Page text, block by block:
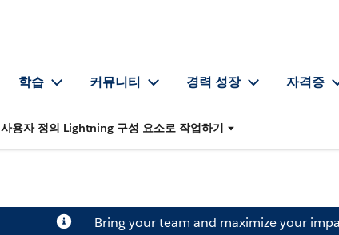
학습 커뮤니티 경력 성장 자격증
사용자 정의 Lightning 구성 요소로 작업하기
Bring your team and maximize your